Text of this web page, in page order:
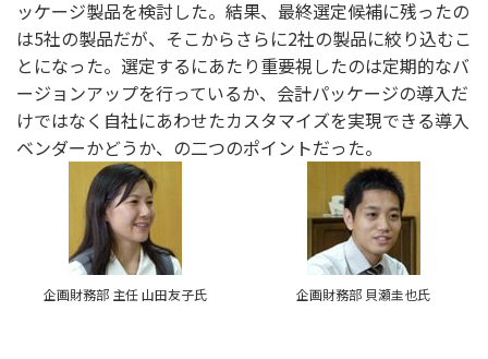
企画財務部 主任 山田友子氏 企画財務部 貝瀬圭也氏
ッケージ製品を検討した。結果、最終選定候補に残ったの
は5社の製品だが、そこからさらに2社の製品に絞り込むこ
とになった。選定するにあたり重要視したのは定期的なバ
ージョンアップを行っているか、会計パッケージの導入だ
けではなく自社にあわせたカスタマイズを実現できる導入
ベンダーかどうか、の二つのポイントだった。